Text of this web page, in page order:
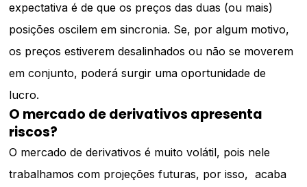
expectativa é de que os preços das duas (ou mais)
posições oscilem em sincronia. Se, por algum motivo,
os preços estiverem desalinhados ou não se moverem
em conjunto, poderá surgir uma oportunidade de
lucro.
O mercado de derivativos apresenta
riscos?
O mercado de derivativos é muito volátil, pois nele
trabalhamos com projeções futuras, por isso, acaba